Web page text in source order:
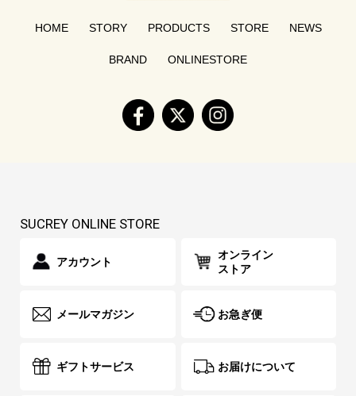
HOME STORY PRODUCTS STORE NEWS
BRAND ONLINESTORE
SUCREY ONLINE STORE
アカウント
オンライン
ストア
メールマガジン お急ぎ便
ギフトサービス お届けについて